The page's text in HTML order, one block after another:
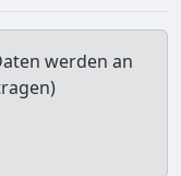
werden an